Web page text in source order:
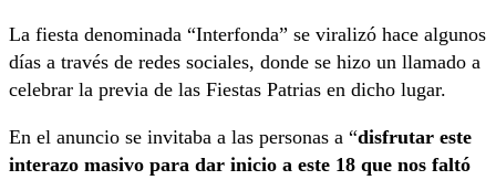
La fiesta denominada “Interfonda” se viralizó hace algunos
días a través de redes sociales, donde se hizo un llamado a
celebrar la previa de las Fiestas Patrias en dicho lugar.
En el anuncio se invitaba a las personas a “disfrutar este
interazo masivo para dar inicio a este 18 que nos faltó